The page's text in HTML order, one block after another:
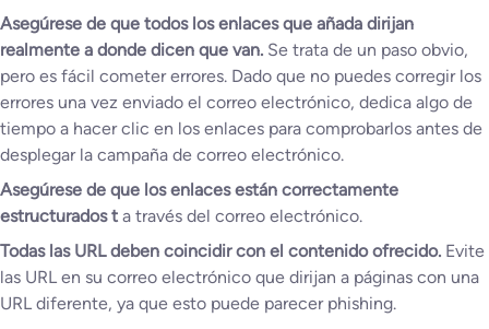
Asegúrese de que todos los enlaces que añada dirijan
realmente a donde dicen que van. Se trata de un paso obvio,
pero es fácil cometer errores. Dado que no puedes corregir los
errores una vez enviado el correo electrónico, dedica algo de
tiempo a hacer clic en los enlaces para comprobarlos antes de
desplegar la campaña de correo electrónico.
Asegúrese de que los enlaces están correctamente
estructurados t a través del correo electrónico.
Todas las URL deben coincidir con el contenido ofrecido. Evite
las URL en su correo electrónico que dirijan a páginas con una
URL diferente, ya que esto puede parecer phishing.